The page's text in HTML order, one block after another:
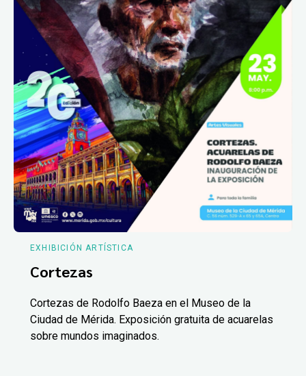
EXHIBICIÓN ARTÍSTICA
Cortezas
Cortezas de Rodolfo Baeza en el Museo de la
Ciudad de Mérida. Exposición gratuita de acuarelas
sobre mundos imaginados.